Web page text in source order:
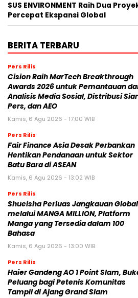
SUS ENVIRONMENT Raih Dua
Percepat Ekspansi Global
BERITA TERBARU
Pers Rilis
Cision Raih MarTech Breakthrough
Awards 2026 untuk Pemantauan
Analisis Media Sosial, Distribusi
Pers, dan AEO
Kamis, 6 Agu 2026 - 17:00 WIB
Pers Rilis
Fair Finance Asia Desak Perbankan
Hentikan Pendanaan untuk Sektor
Batu Bara di ASEAN
Kamis, 6 Agu 2026 - 13:02 WIB
Pers Rilis
Shueisha Perluas Jangkauan Global
melalui MANGA MILLION, Platform
Manga yang Tersedia dalam 100
Bahasa
Kamis, 6 Agu 2026 - 13:00 WIB
Pers Rilis
Haier Gandeng AO 1 Point Slam,
Peluang bagi Petenis Komunitas
Tampil di Ajang Grand Slam